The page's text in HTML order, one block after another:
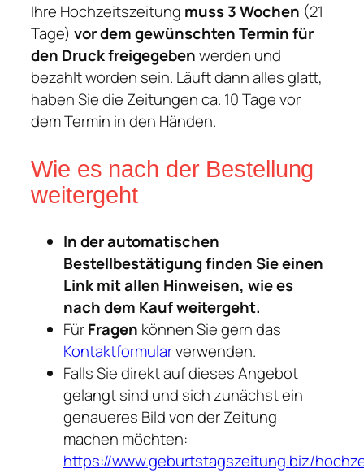
Ihre Hochzeitszeitung muss 3 Wochen (21
Tage) vor dem gewünschten Termin für
den Druck freigegebenwerden und
bezahlt worden sein. Läuft dann alles glatt,
haben Sie die Zeitungen ca. 10 Tage vor
dem Termin in den Händen.
Wie es nach der Bestellung
weitergeht
In der automatischen
Bestellbestätigung finden Sie einen
Link mit allen Hinweisen, wie es
nach dem Kauf weitergeht.
FürFragen können Sie gern das
Kontaktformularverwenden.
Falls Sie direkt auf dieses Angebot
gelangt sind und sich zunächst ein
genaueres Bild von der Zeitung
machen möchten:
https://www.geburtstagszeitung.biz/